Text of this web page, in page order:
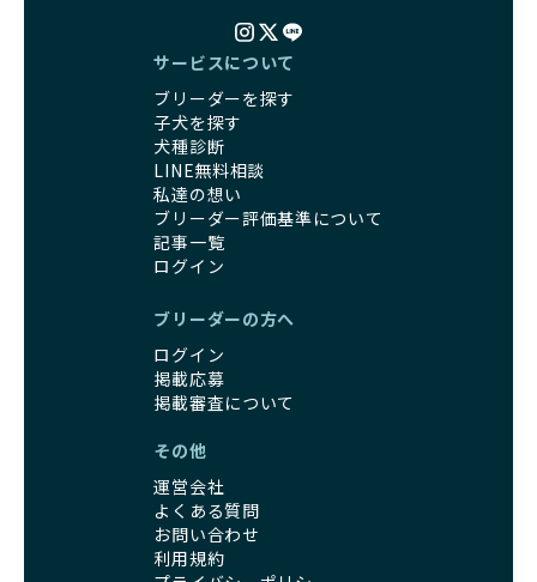
サービスについて
ブリーダーを探す
子犬を探す
犬種診断
LINE無料相談
私達の想い
ブリーダー評価基準について
記事一覧
ログイン
ブリーダーの方へ
ログイン
掲載応募
掲載審査について
その他
運営会社
よくある質問
お問い合わせ
利用規約